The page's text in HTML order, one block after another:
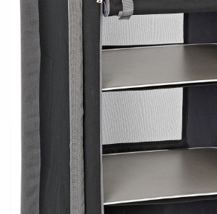
Acquisti in rete pubblica amministrazione
Assicurazione integrativa Garanzia3
Bonus fiscali 2025
Diritto di recesso
Garanzia del produttore